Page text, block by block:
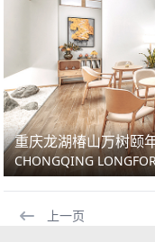
重庆龙湖椿山万树颐
CHONGQING
上一页